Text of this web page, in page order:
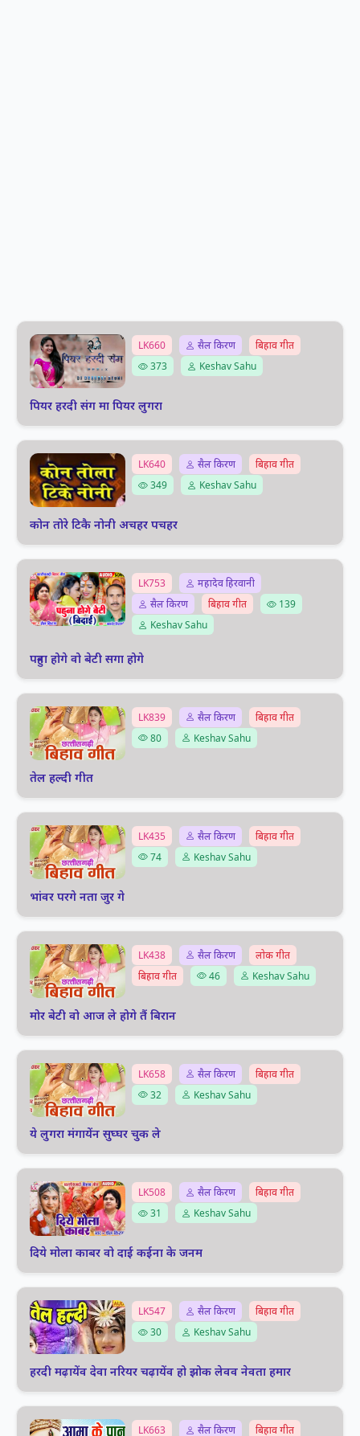
LK660 सैल किरण
बिहाव गीत
373
Keshav Sahu
पियर हरदी संग मा पियर लुगरा
LK640 सैल किरण
बिहाव गीत
349
Keshav Sahu
कोन तोरे टिकै नोनी अचहर पचहर
LK753
महादेव हिरवानी
सैल किरण
बिहाव गीत
139
Keshav Sahu
पहुना होगे वो बेटी सगा होगे
LK839 सैल किरण
बिहाव गीत
80
Keshav Sahu
तेल हल्दी गीत
LK435 सैल किरण
बिहाव गीत
74
Keshav Sahu
भांवर परगे नता जुर गे
LK438 सैल किरण
लोक गीत
बिहाव गीत
46 Keshav Sahu
मोर बेटी वो आज ले होगे तैं बिरान
LK658 सैल किरण
बिहाव गीत
32
Keshav Sahu
ये लुगरा मंगायेंन सुघ्घर चुक ले
LK508 सैल किरण
बिहाव गीत
31
Keshav Sahu
दिये मोला काबर वो दाई कईना के जनम
LK547 सैल किरण
बिहाव गीत
30
Keshav Sahu
हरदी मढ़ायेंव देवा नरियर चढ़ायेंव हो झोक लेवव नेवता हमार
LK663 सैल किरण बिहाव गीत